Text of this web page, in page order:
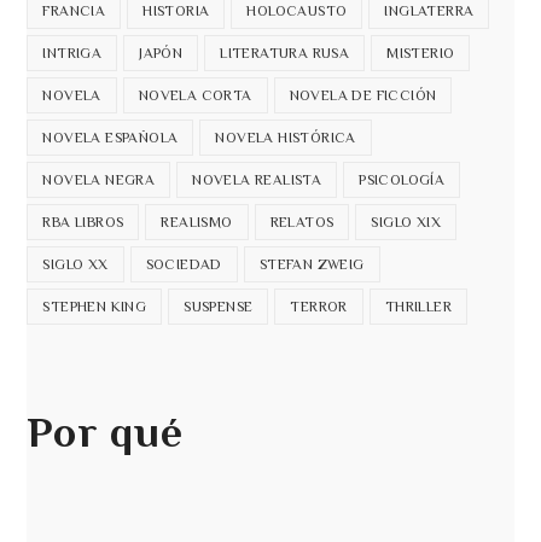
FRANCIA HISTORIA HOLOCAUSTO INGLATERRA
INTRIGA JAPÓN LITERATURA RUSA MISTERIO
NOVELA NOVELA CORTA NOVELA DE FICCIÓN
NOVELA ESPAÑOLA NOVELA HISTÓRICA
NOVELA NEGRA NOVELA REALISTA PSICOLOGÍA
RBA LIBROS REALISMO RELATOS SIGLO XIX
SIGLO XX SOCIEDAD STEFAN ZWEIG
STEPHEN KING SUSPENSE TERROR THRILLER
Por qué